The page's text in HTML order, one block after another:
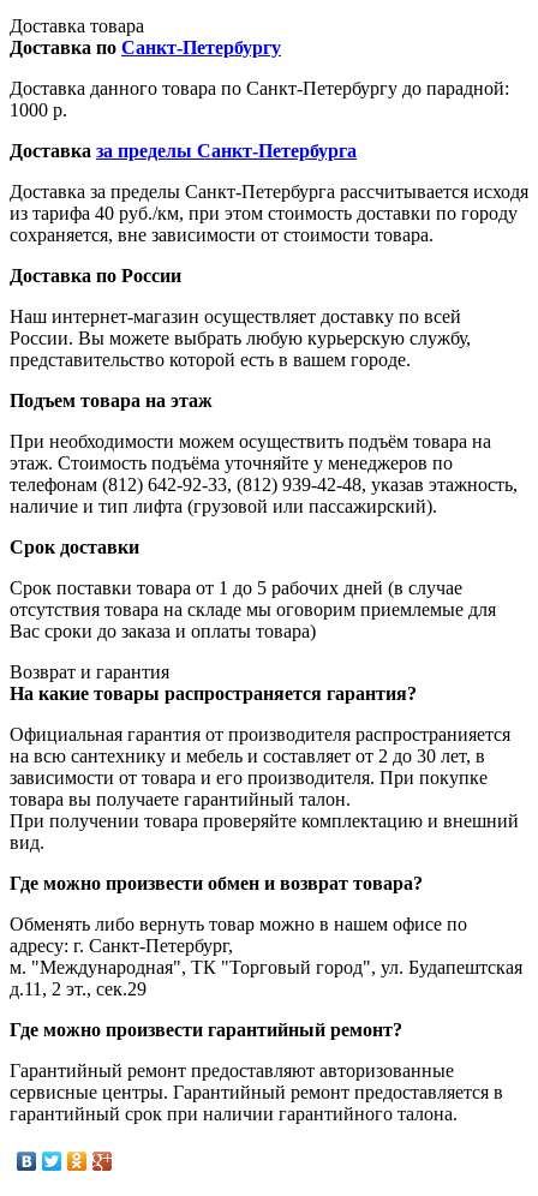
Доставка товара
Доставка по Санкт-Петербургу
Доставка данного товара по Санкт-Петербургу до парадной:
1000 р.
Доставка за пределы Санкт-Петербурга
Доставка за пределы Санкт-Петербурга рассчитывается исходя
из тарифа 40 руб./км, при этом стоимость доставки по городу
сохраняется, вне зависимости от стоимости товара.
Доставка по России
Наш интернет-магазин осуществляет доставку по всей
России. Вы можете выбрать любую курьерскую службу,
представительство которой есть в вашем городе.
Подъем товара на этаж
При необходимости можем осуществить подъём товара на
этаж. Стоимость подъёма уточняйте у менеджеров по
телефонам (812) 642-92-33, (812) 939-42-48, указав этажность,
наличие и тип лифта (грузовой или пассажирский).
Срок доставки
Срок поставки товара от 1 до 5 рабочих дней (в случае
отсутствия товара на складе мы оговорим приемлемые для
Вас сроки до заказа и оплаты товара)
Возврат и гарантия
На какие товары распространяется гарантия?
Официальная гарантия от производителя распространияется
на всю сантехнику и мебель и составляет от 2 до 30 лет, в
зависимости от товара и его производителя. При покупке
товара вы получаете гарантийный талон.
При получении товара проверяйте комплектацию и внешний
вид.
Где можно произвести обмен и возврат товара?
Обменять либо вернуть товар можно в нашем офисе по
адресу: г. Санкт-Петербург,
м. "Международная", ТК "Торговый город", ул. Будапештская
д.11, 2 эт., сек.29
Где можно произвести гарантийный ремонт?
Гарантийный ремонт предоставляют авторизованные
сервисные центры. Гарантийный ремонт предоставляется в
гарантийный срок при наличии гарантийного талона.